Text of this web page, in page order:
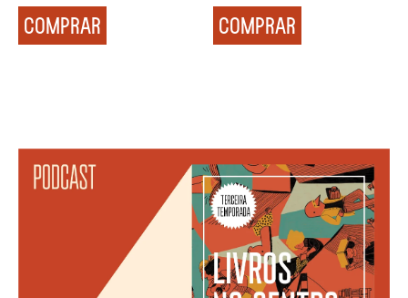
COMPRAR
COMPRAR